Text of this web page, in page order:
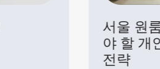
서울 원
야 할 개
전략